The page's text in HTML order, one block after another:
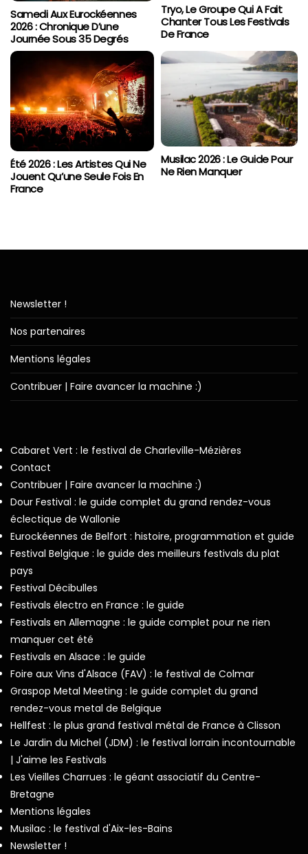
Samedi Aux Eurockéennes
2026 : Chronique D’une
Journée Sous 35 Degrés
Tryo, Le Groupe Qui A Fait
Chanter Tous Les Festivals
De France
Été 2026 : Les Artistes Qui Ne
Jouent Qu’une Seule Fois En
France
Musilac 2026 : Le Guide Pour
Ne Rien Manquer
Newsletter !
Nos partenaires
Mentions légales
Contribuer | Faire avancer la machine :)
Cabaret Vert : le festival de Charleville-Mézières
Contact
Contribuer | Faire avancer la machine :)
Dour Festival : le guide complet du grand rendez-vous
éclectique de Wallonie
Eurockéennes de Belfort : histoire, programmation et guide
Festival Belgique : le guide des meilleurs festivals du plat
pays
Festival Décibulles
Festivals électro en France : le guide
Festivals en Allemagne : le guide complet pour ne rien
manquer cet été
Festivals en Alsace : le guide
Foire aux Vins d'Alsace (FAV) : le festival de Colmar
Graspop Metal Meeting : le guide complet du grand
rendez-vous metal de Belgique
Hellfest : le plus grand festival métal de France à Clisson
Le Jardin du Michel (JDM) : le festival lorrain incontournable
| J'aime les Festivals
Les Vieilles Charrues : le géant associatif du Centre-
Bretagne
Mentions légales
Musilac : le festival d'Aix-les-Bains
Newsletter !